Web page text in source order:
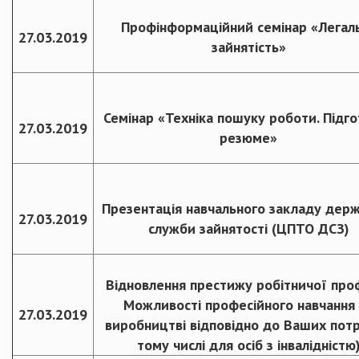
27.03.2019
Профінформаційний семінар
зайнятість»
27.03.2019
Семінар «Техніка пошуку роботи.
резюме»
27.03.2019
Презентація навчального закладу
служби зайнятості (ЦПТО ДСЗ)
27.03.2019
Відновлення престижу робітничої
Можливості професійного навчання
виробництві відповідно до Ваших
тому числі для осіб з